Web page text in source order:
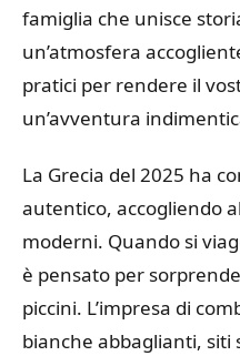
famiglia che unisce
un’atmosfera
pratici per rendere il
un’avventura
La Grecia del 2025 ha
autentico, accogliendo
moderni. Quando si
è pensato per
piccini. L’impresa di
bianche abbaglianti, siti